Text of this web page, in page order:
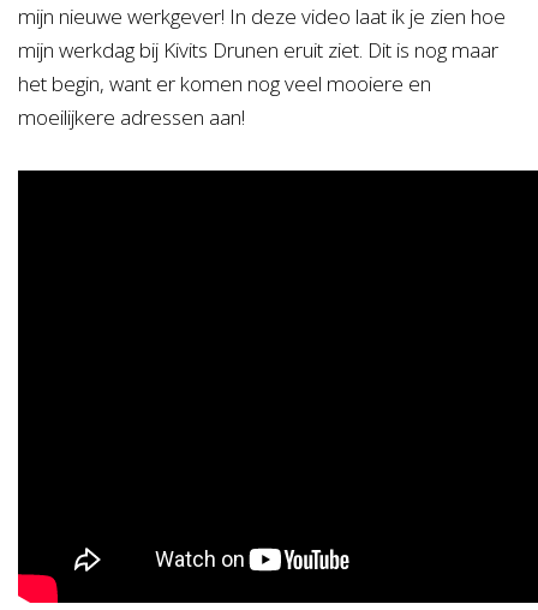
mijn nieuwe werkgever! In deze video laat ik je zien hoe
mijn werkdag bij Kivits Drunen eruit ziet. Dit is nog maar
het begin, want er komen nog veel mooiere en
moeilijkere adressen aan!